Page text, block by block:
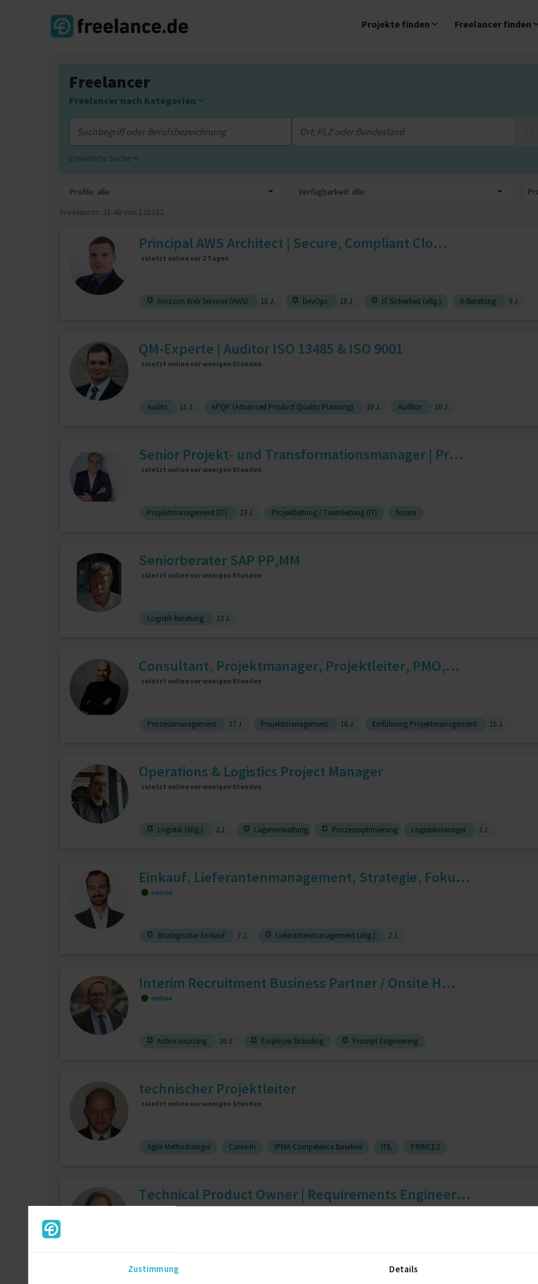
Zustimmung Details
Projekte finden Freelancer finden
Freelancer
Freelancer nach Kategorien
Erweiterte Suche
Profile: alle Verfügbarkeit: alle
Freelancer: 21-40 von 121152
Principal AWS Architect | Secure, Compliant Clo...
zuletzt online vor 2 Tagen
Amazon Web Services (AWS) 10 J. DevOps 10 J. IT Sicherheit (allg.) It-Beratung 9 J.
QM-Experte | Auditor ISO 13485 & ISO 9001
zuletzt online vor wenigen Stunden
Audits 11 J. APQP (Advanced Product Quality Planning) 10 J. Auditor 10 J.
Senior Projekt- und Transformationsmanager | Pr...
zuletzt online vor wenigen Stunden
Projektmanagement (IT) 23 J. Projektleitung / Teamleitung (IT) Scrum
Seniorberater SAP PP,MM
zuletzt online vor wenigen Stunden
Logistik Beratung 13 J.
Consultant, Projektmanager, Projektleiter, PMO,...
zuletzt online vor wenigen Stunden
Prozessmanagement 17 J. Projektmanagement 16 J. Einführung Projektmanagement 15 J.
Operations & Logistics Project Manager
zuletzt online vor wenigen Stunden
Logistik (Allg.) 2 J. Lagerverwaltung Prozessoptimierung Logistikmanager 2 J.
Einkauf, Lieferantenmanagement, Strategie, Foku...
online
Strategischer Einkauf 7 J. Lieferantenmanagement (allg.) 2 J.
Interim Recruitment Business Partner / Onsite H...
online
Active sourcing 16 J. Employer Branding Prompt Engineering
technischer Projektleiter
zuletzt online vor wenigen Stunden
Agile Methodologie Carve-In IPMA Competence Baseline ITIL PRINCE2
Technical Product Owner | Requirements Engineer...
zuletzt online vor wenigen Stunden